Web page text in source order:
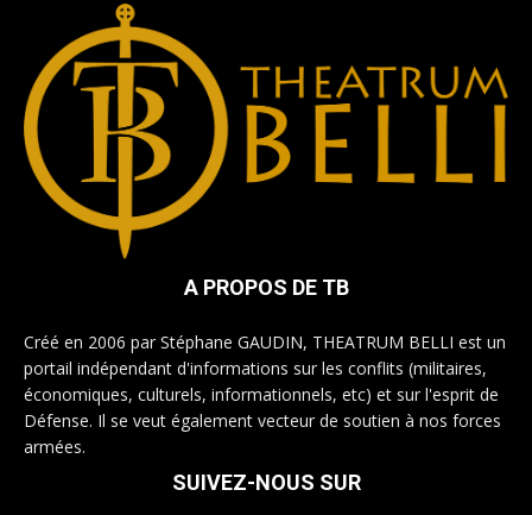
A PROPOS DE TB
Créé en 2006 par Stéphane GAUDIN, THEATRUM BELLI est un
portail indépendant d'informations sur les conflits (militaires,
économiques, culturels, informationnels, etc) et sur l'esprit de
Défense. Il se veut également vecteur de soutien à nos forces
armées.
SUIVEZ-NOUS SUR